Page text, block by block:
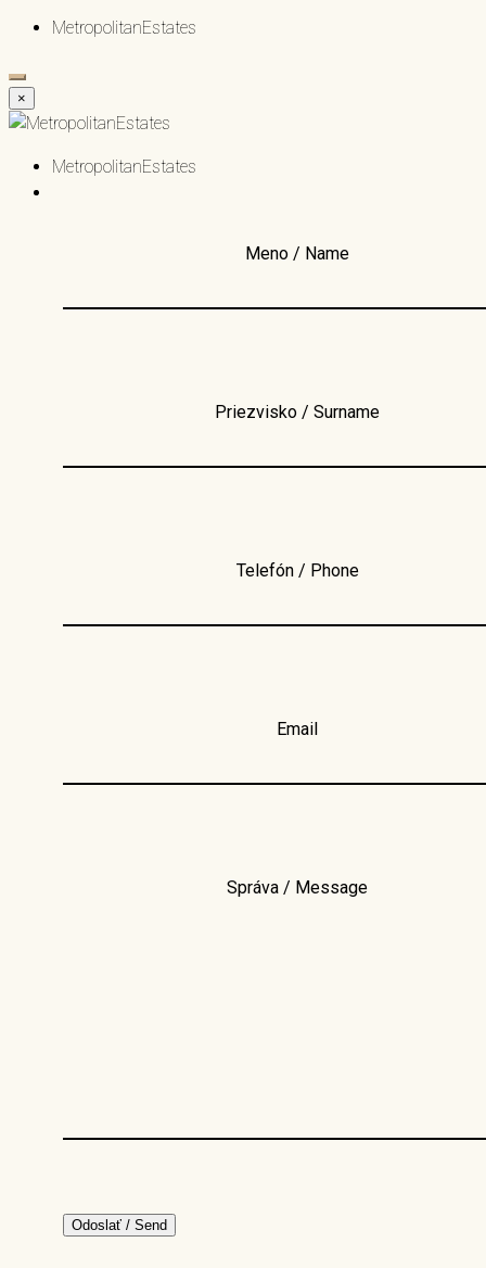
MetropolitanEstates
×
MetropolitanEstates
Meno / Name
Priezvisko / Surname
Telefón / Phone
Email
Správa / Message